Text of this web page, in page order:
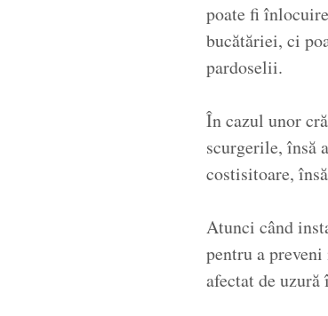
poate fi
bucătăriei, ci
pardoselii.
În cazul unor
scurgerile, însă
costisitoare,
Atunci când
pentru a
afectat de